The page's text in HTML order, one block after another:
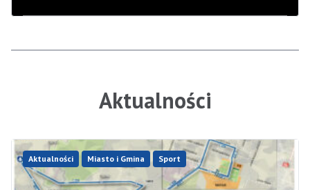
Aktualności
Aktualności Miasto i Gmina Sport